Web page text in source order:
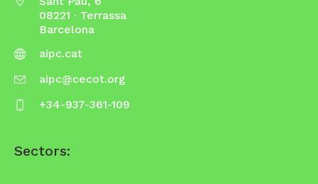
08221 · Terrassa
Barcelona
aipc.cat
aipc@cecot.org
+34-937-361-109
Sectors: